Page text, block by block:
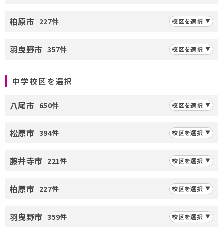
柏原市 227件 校区を選択
羽曳野市 357件 校区を選択
中学校区を選択
八尾市 650件 校区を選択
松原市 394件 校区を選択
藤井寺市 221件 校区を選択
柏原市 227件 校区を選択
羽曳野市 359件 校区を選択